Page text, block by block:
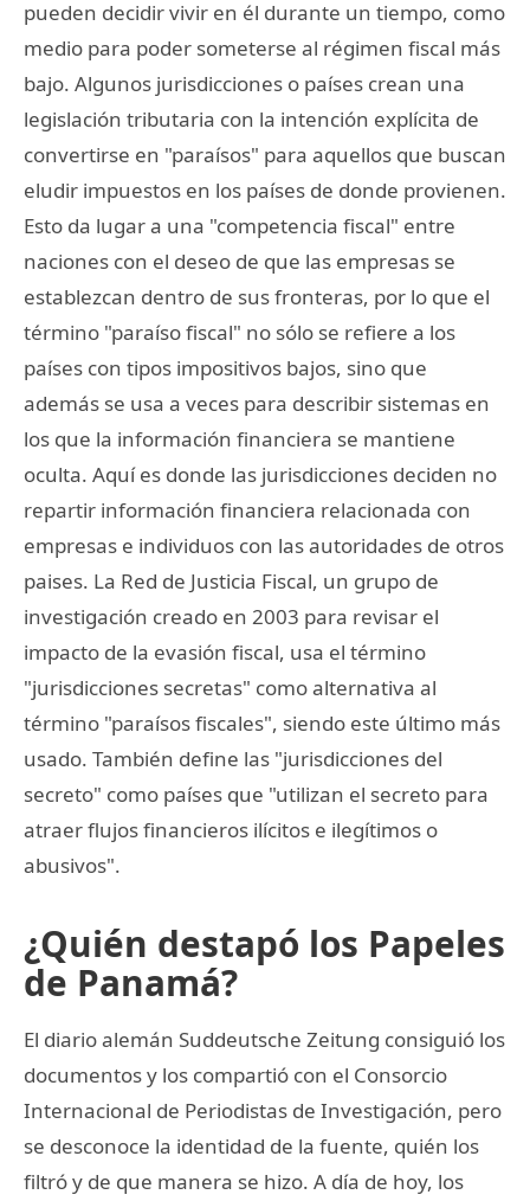
pueden decidir vivir en él durante un tiempo, como
medio para poder someterse al régimen fiscal más
bajo. Algunos jurisdicciones o países crean una
legislación tributaria con la intención explícita de
convertirse en "paraísos" para aquellos que buscan
eludir impuestos en los países de donde provienen.
Esto da lugar a una "competencia fiscal" entre
naciones con el deseo de que las empresas se
establezcan dentro de sus fronteras, por lo que el
término "paraíso fiscal" no sólo se refiere a los
países con tipos impositivos bajos, sino que
además se usa a veces para describir sistemas en
los que la información financiera se mantiene
oculta. Aquí es donde las jurisdicciones deciden no
repartir información financiera relacionada con
empresas e individuos con las autoridades de otros
paises. La Red de Justicia Fiscal, un grupo de
investigación creado en 2003 para revisar el
impacto de la evasión fiscal, usa el término
"jurisdicciones secretas" como alternativa al
término "paraísos fiscales", siendo este último más
usado. También define las "jurisdicciones del
secreto" como países que "utilizan el secreto para
atraer flujos financieros ilícitos e ilegítimos o
abusivos".
¿Quién destapó los Papeles
de Panamá?
El diario alemán Suddeutsche Zeitung consiguió los
documentos y los compartió con el Consorcio
Internacional de Periodistas de Investigación, pero
se desconoce la identidad de la fuente, quién los
filtró y de que manera se hizo. A día de hoy, los